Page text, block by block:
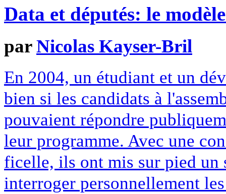
Data et députés: le
parNicolas Kayser-Bril
En 2004, un étudiant et un
bien si les candidats à
pouvaient répondre
leur programme. Avec une
ficelle, ils ont mis sur pied un
interroger personnellement